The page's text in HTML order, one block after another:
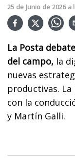
25 de Junio de 2026 a
La Posta
del campo, la
nuevas
productivas.
con la
y Martín Galli.